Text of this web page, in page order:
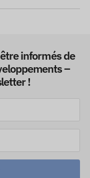
informés de
–
!